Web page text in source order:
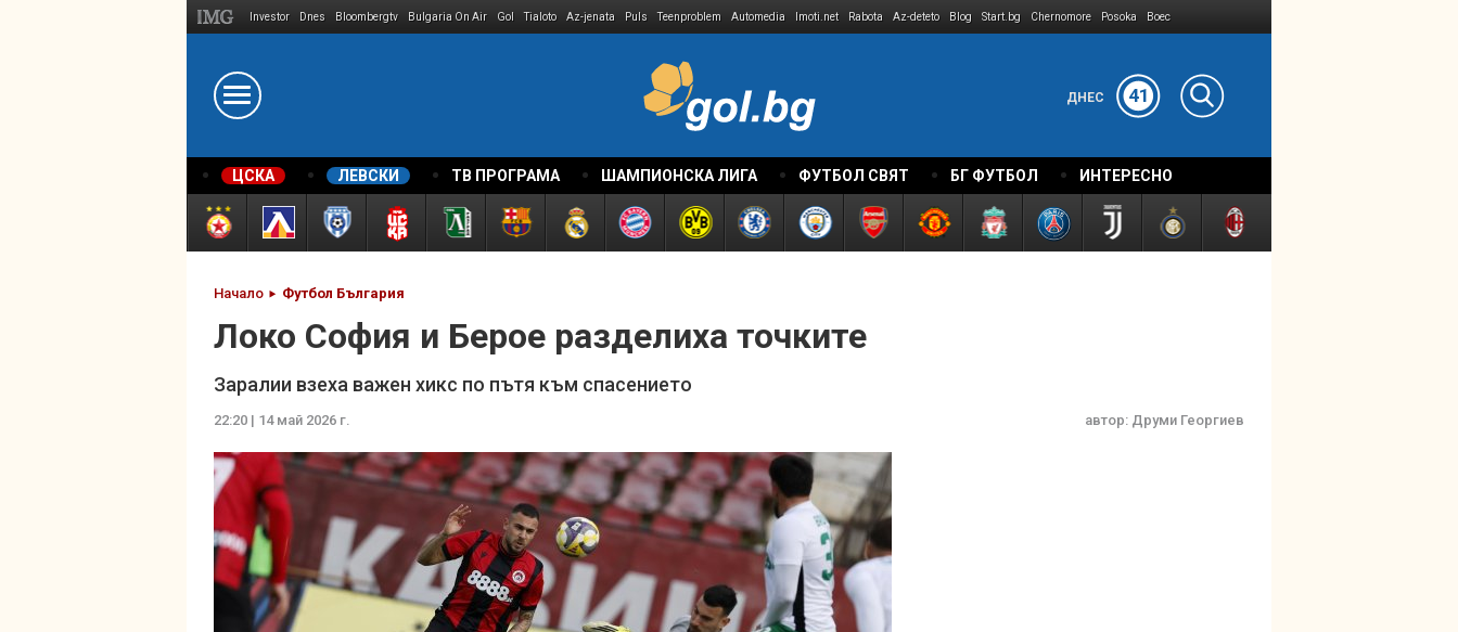
Investor Dnes Bloombergtv Bulgaria On Air Gol Tialoto Az-jenata Puls Teenproblem Automedia Imoti.net Rabota Az-deteto Blog Start.bg Chernomore Posoka Boec
ДНЕС 41
ЦСКА ЛЕВСКИ ТВ ПРОГРАМА ШАМПИОНСКА ЛИГА ФУТБОЛ СВЯТ БГ ФУТБОЛ ИНТЕРЕСНО
Начало Футбол България
Локо София и Берое разделиха точките
Заралии взеха важен хикс по пътя към спасението
22:20 | 14 май 2026 г. автор: Друми Георгиев